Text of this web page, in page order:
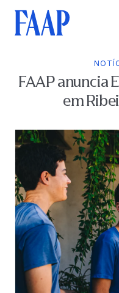
FAAP anuncia
em